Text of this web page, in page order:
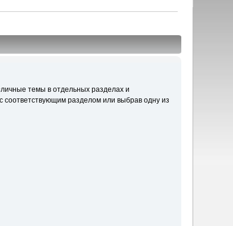
темы в отдельных разделах и
разделом или выбрав одну из